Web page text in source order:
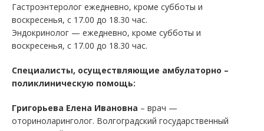
Гастроэнтеролог ежедневно, кроме субботы и
воскресенья, с 17.00 до 18.30 час.
Эндокринолог — ежедневно, кроме субботы и
воскресенья, с 17.00 до 18.30 час.
Специалисты, осуществляющие амбулаторно –
поликлиническую помощь:
Григорьева Елена Ивановна – врач —
оториноларинголог. Волгоградский государственный